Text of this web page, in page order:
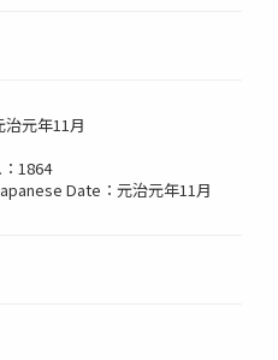
元年11月
1864
Date：元治元年11月